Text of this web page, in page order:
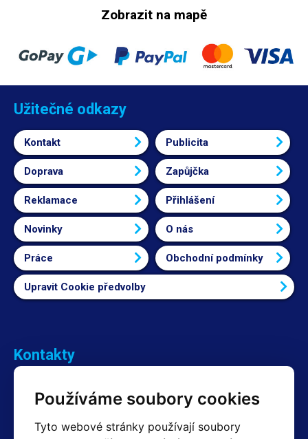
Používáme soubory cookies
Tyto webové stránky používají soubory
Zobrazit na mapě
Užitečné odkazy
Kontakt Publicita
Doprava Zapůjčka
Reklamace Přihlášení
Novinky O nás
Práce Obchodní podmínky
Upravit Cookie předvolby
Kontakty
+420 603 357 606 +420 605 234 204